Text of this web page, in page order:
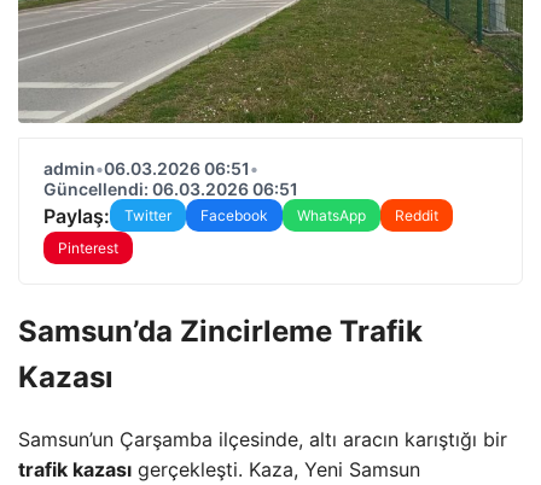
admin•06.03.2026 06:51•
Güncellendi: 06.03.2026 06:51
Paylaş: Twitter Facebook WhatsApp
Reddit
Pinterest
Samsun’da Zincirleme Trafik
Kazası
Samsun’un Çarşamba ilçesinde, altı aracın karıştığı bir
trafik kazası gerçekleşti. Kaza, Yeni Samsun